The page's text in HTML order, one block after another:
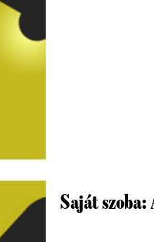
Saját szoba: